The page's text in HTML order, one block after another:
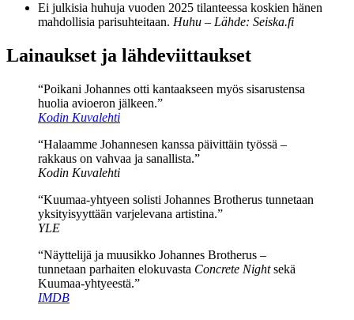
Ei julkisia huhuja vuoden 2025 tilanteessa koskien hänen
mahdollisia parisuhteitaan. Huhu – Lähde: Seiska.fi
Lainaukset ja lähdeviittaukset
“Poikani Johannes otti kantaakseen myös sisarustensa
huolia avioeron jälkeen.”
Kodin Kuvalehti
“Halaamme Johannesen kanssa päivittäin työssä –
rakkaus on vahvaa ja sanallista.”
Kodin Kuvalehti
“Kuumaa-yhtyeen solisti Johannes Brotherus tunnetaan
yksityisyyttään varjelevana artistina.”
YLE
“Näyttelijä ja muusikko Johannes Brotherus –
tunnetaan parhaiten elokuvasta Concrete Nightsekä
Kuumaa-yhtyeestä.”
IMDB